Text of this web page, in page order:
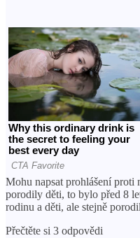
Mohu napsat prohlášení proti
porodily děti, to bylo před 8
rodinu a děti, ale stejně
Přečtěte si 3 odpovědi